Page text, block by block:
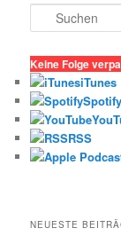
u
h
e
n
Keine Folge
iTunes
Spotify
RSS
NEUESTE